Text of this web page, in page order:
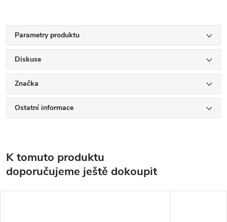
Parametry produktu
Diskuse
Značka
Ostatní informace
K tomuto produktu
doporučujeme ještě dokoupit